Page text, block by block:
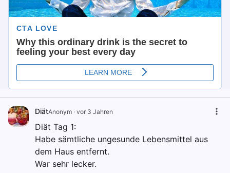
DiätAnonym · vor 3 Jahren
Diät Tag 1:
Habe sämtliche ungesunde Lebensmittel aus
dem Haus entfernt.
War sehr lecker.